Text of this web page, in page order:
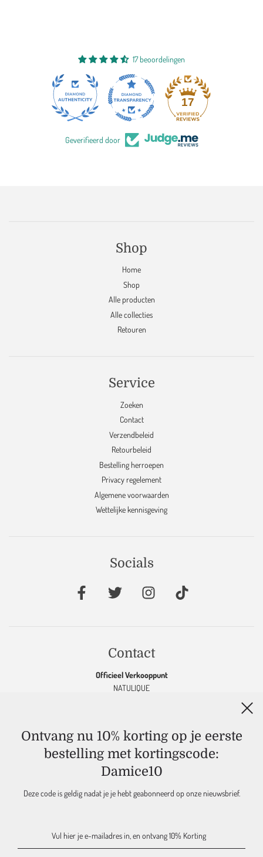
17 beoordelingen
17
Geverifieerd door
Shop
Home
Shop
Alle producten
Alle collecties
Retouren
Service
Zoeken
Contact
Verzendbeleid
Retourbeleid
Bestelling herroepen
Privacy regelement
Algemene voorwaarden
Wettelijke kennisgeving
Socials
Contact
Officieel Verkooppunt
NATULIQUE
MAJOURI
DAMICE JEWELRY
Maak een afspraak in de salon
06-83 232 150 |info@damice.nl
KVK 60776714 | NL 002196059B68
Ontvang nu 10% korting op je eerste
bestelling met kortingscode:
Damice10
Deze code is geldig nadat je je hebt geabonneerd op onze nieuwsbrief.